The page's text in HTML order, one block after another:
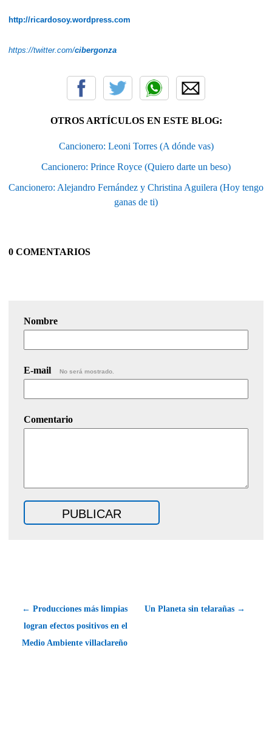
http://ricardosoy.wordpress.com
https://twitter.com/cibergonza
OTROS ARTÍCULOS EN ESTE BLOG:
Cancionero: Leoni Torres (A dónde vas)
Cancionero: Prince Royce (Quiero darte un beso)
Cancionero: Alejandro Fernández y Christina Aguilera (Hoy tengo
ganas de ti)
0 COMENTARIOS
Nombre
E-mail No será mostrado.
Comentario
← Producciones más limpias
logran efectos positivos en el
Medio Ambiente villaclareño
Un Planeta sin telarañas →